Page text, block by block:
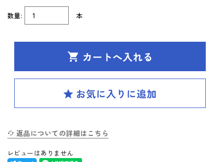
製品サポートページ
株式会社 学書
SPIRAL（スパイラル）新ラインナップ発刊
英検(R)突破
新刊 高校への準備
数量: 本
返品についての詳細はこちら
レビューはありません